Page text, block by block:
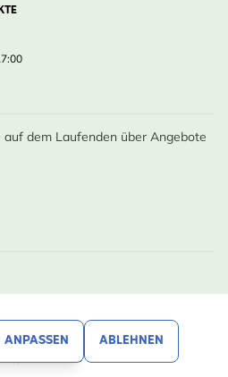
ANPASSEN ABLEHNEN
FILTERN
auf dem Laufenden über Angebote
2020 - 2026